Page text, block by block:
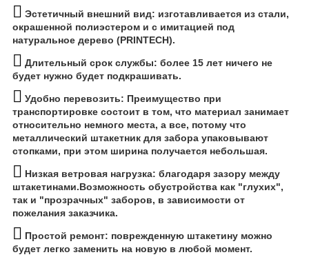
Эстетичный внешний вид: изготавливается из стали,
окрашенной полиэстером и с имитацией под
натуральное дерево (PRINTECH).
Длительный срок службы: более 15 лет ничего не
будет нужно будет подкрашивать.
Удобно перевозить: Преимущество при
транспортировке состоит в том, что материал занимает
относительно немного места, а все, потому что
металлический штакетник для забора упаковывают
стопками, при этом ширина получается небольшая.
Низкая ветровая нагрузка: благодаря зазору между
штакетинами.Возможность обустройства как "глухих",
так и "прозрачных" заборов, в зависимости от
пожелания заказчика.
Простой ремонт: поврежденную штакетину можно
будет легко заменить на новую в любой момент.